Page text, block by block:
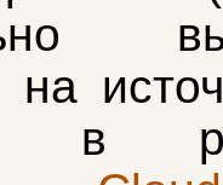
на
в